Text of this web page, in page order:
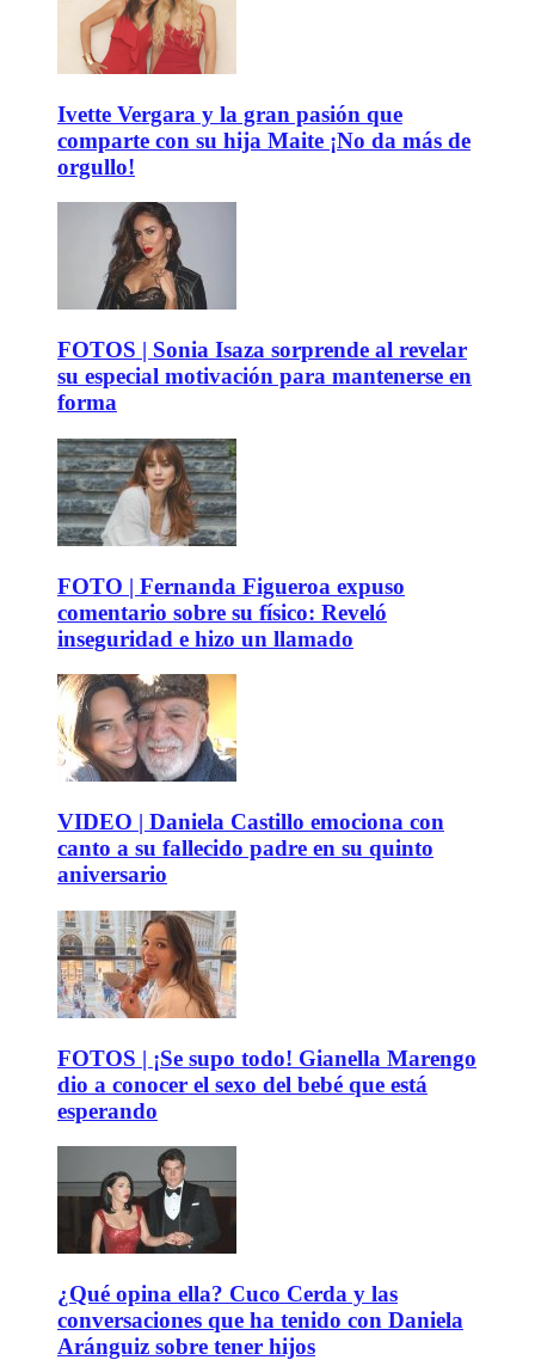
Ivette Vergara y la gran pasión que
comparte con su hija Maite ¡No da más de
orgullo!
FOTOS | Sonia Isaza sorprende al revelar
su especial motivación para mantenerse en
forma
FOTO | Fernanda Figueroa expuso
comentario sobre su físico: Reveló
inseguridad e hizo un llamado
VIDEO | Daniela Castillo emociona con
canto a su fallecido padre en su quinto
aniversario
FOTOS | ¡Se supo todo! Gianella Marengo
dio a conocer el sexo del bebé que está
esperando
¿Qué opina ella? Cuco Cerda y las
conversaciones que ha tenido con Daniela
Aránguiz sobre tener hijos